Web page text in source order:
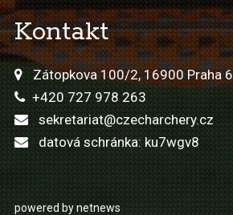
Kontakt
Zátopkova 100/2, 16900 Praha 6
+420 727 978 263
sekretariat@czecharchery.cz
datová schránka: ku7wgv8
powered by netnews